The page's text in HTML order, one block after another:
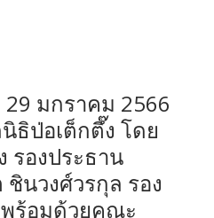
มกราคม 2566
ธิป่อเต็กตึ๊ง โดย
รองประธาน
นวงศ์วรกุล รอง
ร้อมด้วยคณะ